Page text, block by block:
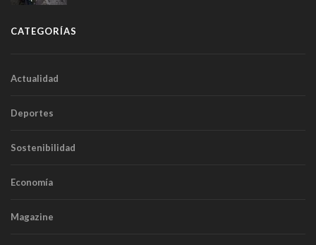
CATEGORÍAS
Actualidad
Deportes
Sostenibilidad
Economía
Magazine